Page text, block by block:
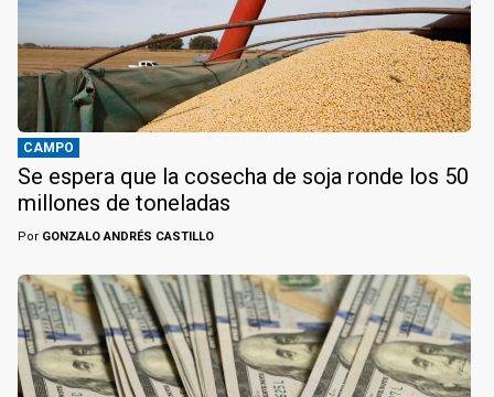
CAMPO
Se espera que la cosecha de soja ronde los 50
millones de toneladas
Por GONZALO ANDRÉS CASTILLO